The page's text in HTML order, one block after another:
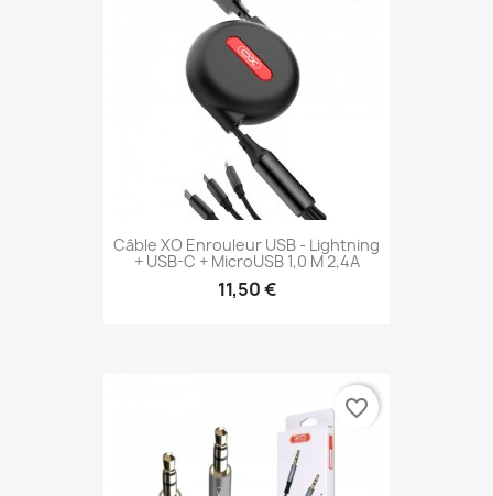
Câble XO Enrouleur USB - Lightning
+ USB-C + MicroUSB 1,0 M 2,4A
11,50 €
favorite_border